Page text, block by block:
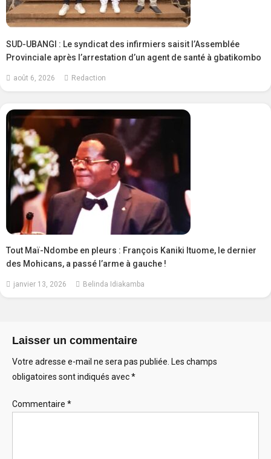
SUD-UBANGI : Le syndicat des infirmiers saisit l’Assemblée
Provinciale après l’arrestation d’un agent de santé à gbatikombo
août 6, 2026 Redaction
Tout Maï-Ndombe en pleurs : François Kaniki Ituome, le dernier
des Mohicans, a passé l’arme à gauche !
janvier 13, 2026 Belinda Idiakamba
Laisser un commentaire
Votre adresse e-mail ne sera pas publiée. Les champs
obligatoires sont indiqués avec*
Commentaire *